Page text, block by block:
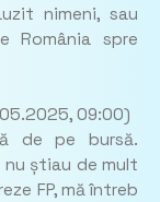
nimeni, sau
România spre
09:00)
de pe bursă.
nu știau de mult
FP, mă întreb